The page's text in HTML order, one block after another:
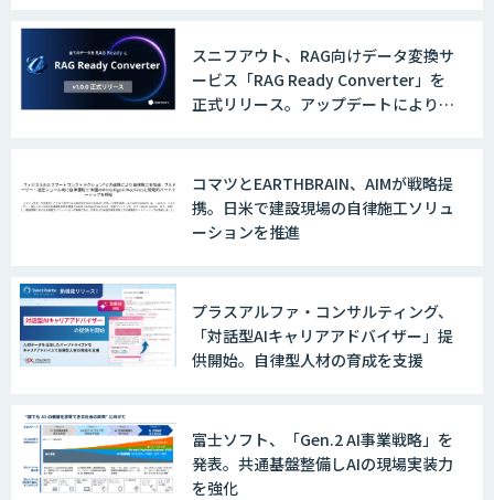
スニフアウト、RAG向けデータ変換サ
ービス「RAG Ready Converter」を
正式リリース。アップデートにより変
コマツとEARTHBRAIN、AIMが戦略提
携。日米で建設現場の自律施工ソリュ
ーションを推進
プラスアルファ・コンサルティング、
「対話型AIキャリアアドバイザー」提
供開始。自律型人材の育成を支援
富士ソフト、「Gen.2 AI事業戦略」を
発表。共通基盤整備しAIの現場実装力
を強化